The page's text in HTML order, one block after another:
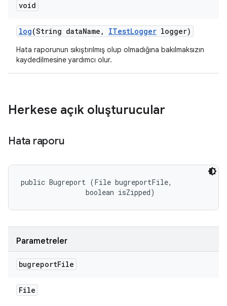
void
log(String dataName , ITestLogger logger)
Hata raporunun sıkıştırılmış olup olmadığına bakılmaksızın
kaydedilmesine yardımcı olur.
Herkese açık oluşturucular
Hata raporu
public Bugreport (File bugreportFile,
                boolean isZipped)
Parametreler
bugreportFile
File